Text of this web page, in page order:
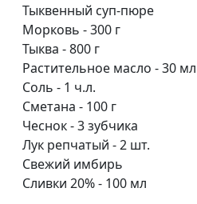
«Рождественские трости»
Сырный и грибной супы за 30
минут
Быстрый завтрак: ленивая
овсянка и гранола
Тосты с арахисовой пастой и
бананом, и с авокадо и яйцом
пашот
Тыквенный суп-пюре
Морковь - 300 г
Тыква - 800 г
Растительное масло - 30 мл
Соль - 1 ч.л.
Сметана - 100 г
Чеснок - 3 зубчика
Лук репчатый - 2 шт.
Свежий имбирь
Сливки 20% - 100 мл